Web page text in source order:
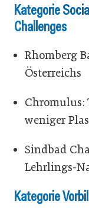
Kategorie
Challenges
Rhomberg
Österreichs
Chromulus:
weniger
Sindbad
Lehrlings-
Kategorie